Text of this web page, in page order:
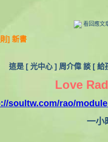
看回應文
] 新書
這是 [ 光中心 ] 周介偉 談 [ 給
Love
soultw.com/rao/
一小